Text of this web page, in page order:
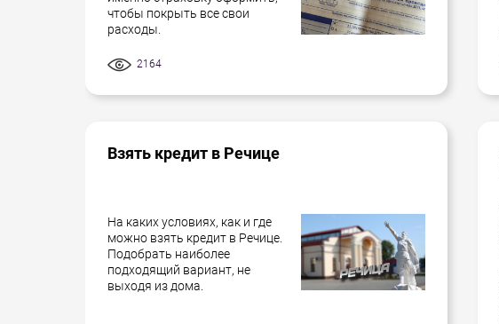
чтобы покрыть все свои
расходы.
2164
Взять кредит в Речице
На каких условиях, как и где
можно взять кредит в Речице.
Подобрать наиболее
подходящий вариант, не
выходя из дома.